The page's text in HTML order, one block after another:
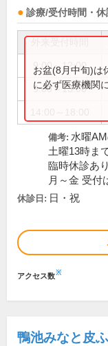
診療/受付時間・休
9:00～12:00
9:00～13:00
お盆(8月中旬)は
に必ず医療機関
備考: 水曜
土曜13時ま
臨時休診あり
月～金 受付
休診日: 日・祝
アクセス数※
鴨池みなと皮